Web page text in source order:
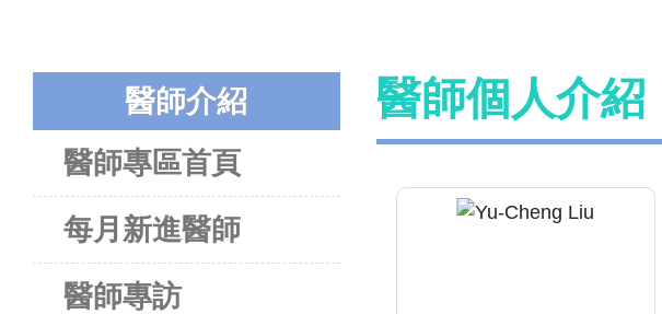
醫師介紹
醫師專區首頁
每月新進醫師
醫師專訪
醫師個人介紹